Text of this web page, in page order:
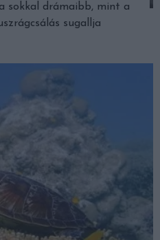
sokkal drámaibb, mint a
sugallja